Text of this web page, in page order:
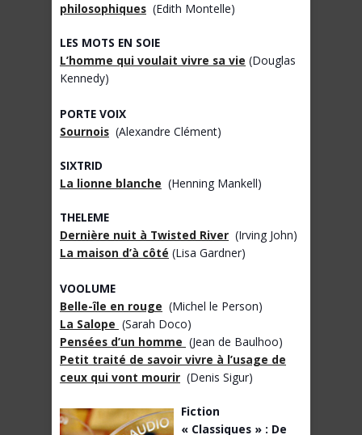
philosophiques (Edith Montelle)
LES MOTS EN SOIE
L’homme qui voulait vivre sa vie (Douglas
Kennedy)
PORTE VOIX
Sournois (Alexandre Clément)
SIXTRID
La lionne blanche (Henning Mankell)
THELEME
Dernière nuit à Twisted River (Irving John)
La maison d’à côté (Lisa Gardner)
VOOLUME
Belle-île en rouge (Michel le Person)
La Salope (Sarah Doco)
Pensées d’un homme (Jean de Baulhoo)
Petit traité de savoir vivre à l’usage de
ceux qui vont mourir (Denis Sigur)
Fiction
« Classiques » : De